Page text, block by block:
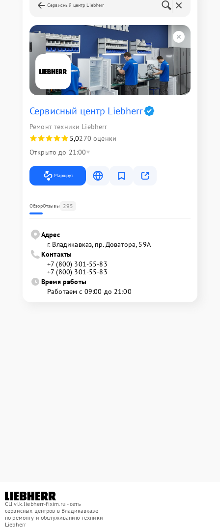
Сервисный центр Liebherr
Сервисный центр Liebherr
Ремонт техники Liebherr
5,0270 оценки
Открыто до 21:00
Маршрут
ОбзорОтзывы 295
Адрес
г. Владикавказ, пр. Доватора, 59А
Контакты
+7 (800) 301-55-83
+7 (800) 301-55-83
Время работы
Работаем с 09:00 до 21:00
СЦ vlk.liebherr-fixim.ru - сеть
сервисных центров в Владикавказе
по ремонту и обслуживанию техники
Liebherr